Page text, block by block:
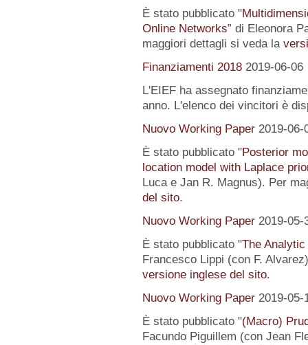
È stato pubblicato "
Online Networks” di Eleonora
maggiori dettagli si veda la
Finanziamenti 2018 2019-06-06
L'EIEF ha assegnato
anno. L'elenco dei vincitori è
Nuovo Working Paper 2019-06-
È stato pubblicato "Posterior
location model with Laplace
Luca e Jan R. Magnus). Per
del sito.
Nuovo Working Paper 2019-05-
È stato pubblicato "The
Francesco Lippi (con F.
versione inglese del sito.
Nuovo Working Paper 2019-05-
È stato pubblicato "(Macro)
Facundo Piguillem (con Jean